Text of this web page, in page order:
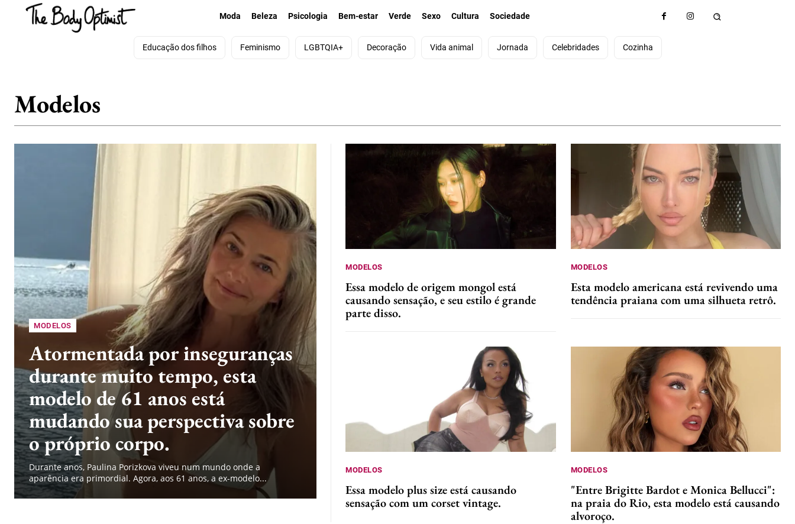
Moda Beleza Psicologia Bem-estar Verde Sexo Cultura Sociedade
Educação dos filhos Feminismo LGBTQIA+ Decoração Vida animal Jornada Celebridades Cozinha
Modelos
MODELOS
Atormentada por inseguranças
durante muito tempo, esta
modelo de 61 anos está
mudando sua perspectiva sobre
o próprio corpo.
Durante anos, Paulina Porizkova viveu num mundo onde a
aparência era primordial. Agora, aos 61 anos, a ex-modelo...
MODELOS
Essa modelo de origem mongol está
causando sensação, e seu estilo é grande
parte disso.
MODELOS
Esta modelo americana está revivendo uma
tendência praiana com uma silhueta retrô.
MODELOS
Essa modelo plus size está causando
sensação com um corset vintage.
MODELOS
"Entre Brigitte Bardot e Monica Bellucci":
na praia do Rio, esta modelo está causando
alvoroço.